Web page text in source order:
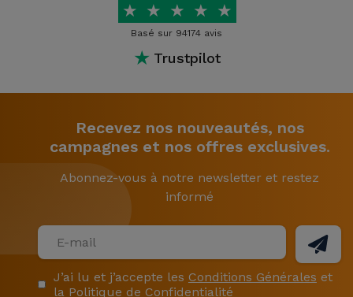
★ ★ ★ ★ ★
Basé sur 94174 avis
★ Trustpilot
Recevez nos nouveautés, nos
campagnes et nos offres exclusives.
Abonnez-vous à notre newsletter et restez
informé
J’ai lu et j’accepte les Conditions Générales et
la Politique de Confidentialité